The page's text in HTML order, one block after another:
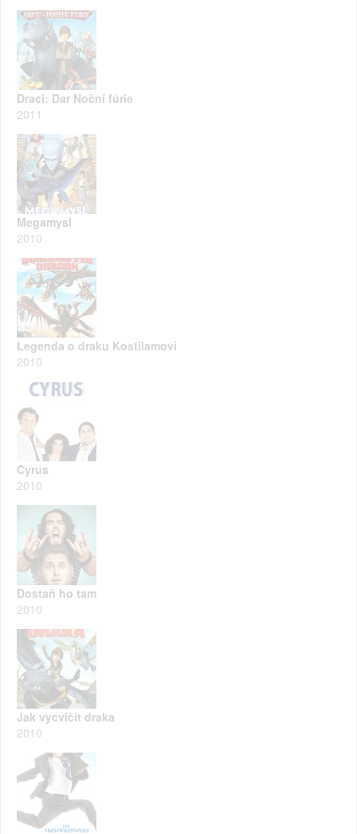
Draci: Dar Noční fůrie
2011
Megamysl
2010
Legenda o draku Kostilamovi
2010
Cyrus
2010
Dostaň ho tam
2010
Jak vycvičit draka
2010